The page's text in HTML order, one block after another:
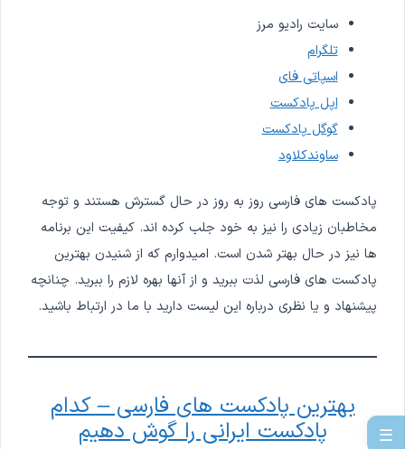
سایت رادیو مرز
تلگرام
اسپاتی فای
اپل پادکست
گوگل پادکست
ساوندکلاود
پادکست های فارسی روز به روز در حال گسترش هستند و توجه
مخاطبان زیادی را نیز به خود جلب کرده اند. کیفیت این برنامه
ها نیز در حال بهتر شدن است. امیدوارم که از شنیدن بهترین
پادکست های فارسی لذت ببرید و از آنها بهره لازم را ببرید. چنانچه
پیشنهاد و یا نظری درباره این لیست دارید با ما در ارتباط باشید.
بهترین پادکست های فارسی – کدام
پادکست ایرانی را گوش دهیم ☰